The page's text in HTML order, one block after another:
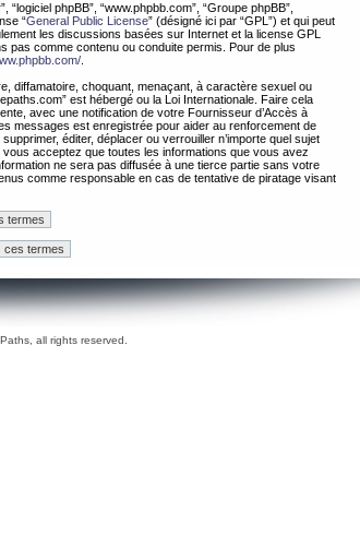
phpBB”, “www.phpbb.com”, “Groupe phpBB”,
“General Public License” (désigné ici par “GPL”) et qui peut
les discussions basées sur Internet et la license GPL
pas comme contenu ou conduite permis. Pour de plus
diffamatoire, choquant, menaçant, à caractère sexuel ou
est hébergé ou la Loi Internationale. Faire cela
avec une notification de votre Fournisseur d’Accès à
messages est enregistrée pour aider au renforcement de
éditer, déplacer ou verrouiller n’importe quel sujet
acceptez que toutes les informations que vous avez
ne sera pas diffusée à une tierce partie sans votre
comme responsable en cas de tentative de piratage visant
all rights reserved.